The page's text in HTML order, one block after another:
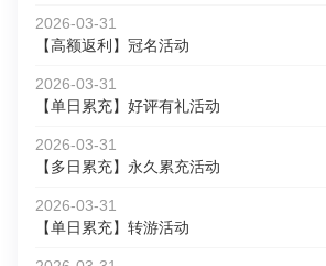
2026-03-31
【高额返利】冠名活动
2026-03-31
【单日累充】好评有礼活动
2026-03-31
【多日累充】永久累充活动
2026-03-31
【单日累充】转游活动